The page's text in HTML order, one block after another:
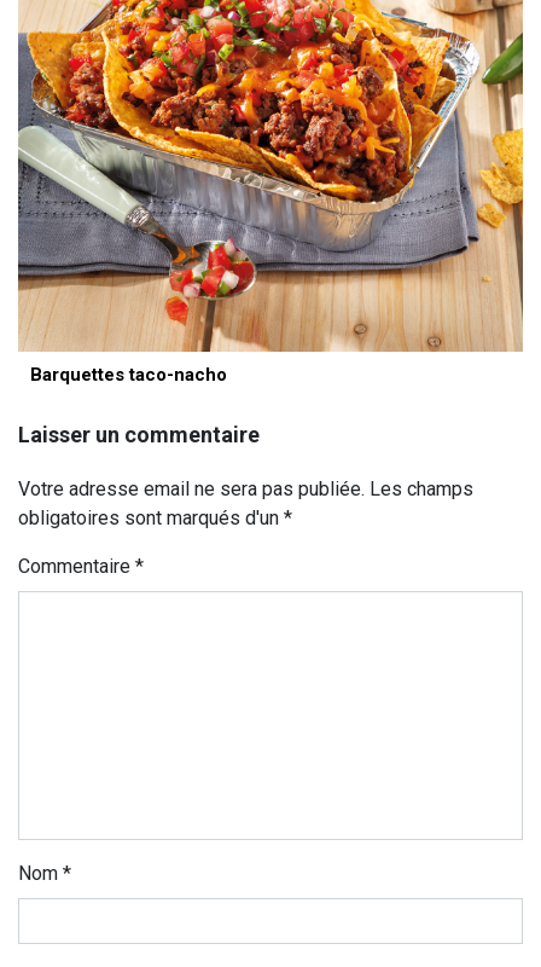
Barquettes taco-nacho
Laisser un commentaire
Votre adresse email ne sera pas publiée. Les champs
obligatoires sont marqués d'un *
Commentaire *
Nom *